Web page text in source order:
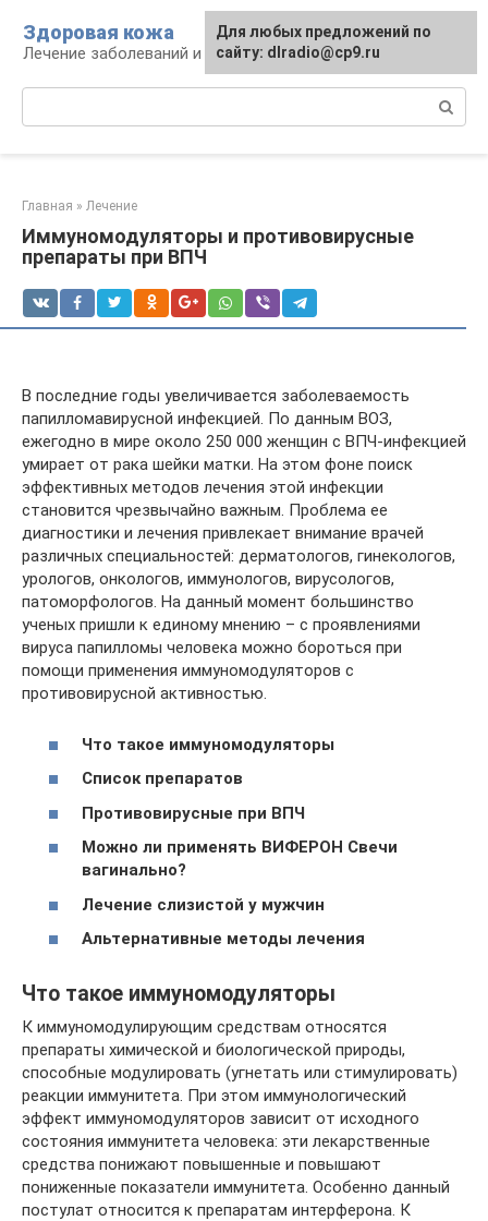
контенту
Здоровая кожа
Лечение заболеваний и уход за кожей
Главная » Лечение
Иммуномодуляторы и противовирусные
препараты при ВПЧ
В последние годы увеличивается заболеваемость
папилломавирусной инфекцией. По данным ВОЗ,
ежегодно в мире около 250 000 женщин с ВПЧ-инфекцией
умирает от рака шейки матки. На этом фоне поиск
эффективных методов лечения этой инфекции
становится чрезвычайно важным. Проблема ее
диагностики и лечения привлекает внимание врачей
различных специальностей: дерматологов, гинекологов,
урологов, онкологов, иммунологов, вирусологов,
патоморфологов. На данный момент большинство
ученых пришли к единому мнению – с проявлениями
вируса папилломы человека можно бороться при
помощи применения иммуномодуляторов с
противовирусной активностью.
Что такое иммуномодуляторы
Список препаратов
Противовирусные при ВПЧ
Можно ли применять ВИФЕРОН Свечи
вагинально?
Лечение слизистой у мужчин
Альтернативные методы лечения
Что такое иммуномодуляторы
К иммуномодулирующим средствам относятся
препараты химической и биологической природы,
способные модулировать (угнетать или стимулировать)
реакции иммунитета. При этом иммунологический
эффект иммуномодуляторов зависит от исходного
состояния иммунитета человека: эти лекарственные
средства понижают повышенные и повышают
пониженные показатели иммунитета. Особенно данный
постулат относится к препаратам интерферона. К
Для любых предложений по
сайту: dlradio@cp9.ru